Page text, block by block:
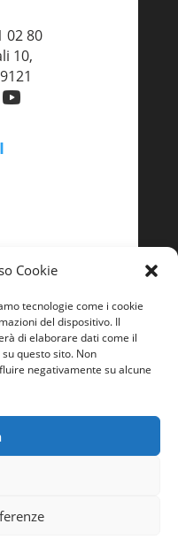
Cookie
tecnologie come i cookie
del dispositivo. Il
di elaborare dati come il
questo sito. Non
negativamente su alcune
02 80
10,